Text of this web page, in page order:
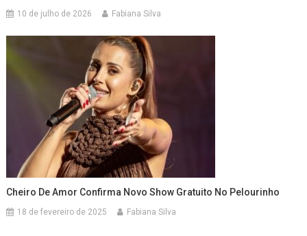
10 de julho de 2026 Fabiana Silva
Cheiro De Amor Confirma Novo Show Gratuito No Pelourinho
18 de fevereiro de 2025 Fabiana Silva